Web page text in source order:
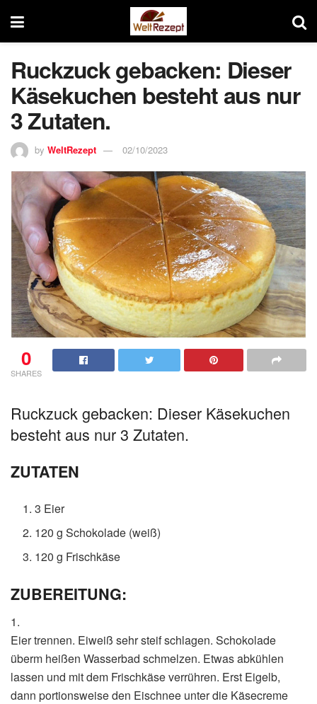
Ruckzuck gebacken: Dieser
Käsekuchen besteht aus nur
3 Zutaten.
by WeltRezept 02/10/2023
0
SHARES
Ruckzuck gebacken: Dieser Käsekuchen
besteht aus nur 3 Zutaten.
ZUTATEN
3 Eier
120 g Schokolade (weiß)
120 g Frischkäse
ZUBEREITUNG:
1.
Eier trennen. Eiweiß sehr steif schlagen. Schokolade
überm heißen Wasserbad schmelzen. Etwas abkühlen
lassen und mit dem Frischkäse verrühren. Erst Eigelb,
dann portionsweise den Eischnee unter die Käsecreme